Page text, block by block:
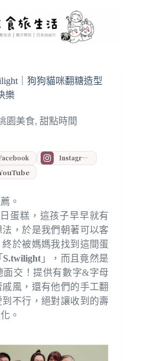
｜狗狗貓咪翻糖造型
樂
園美食, 甜點時間
Instagram
。
蛋糕，這孩子早早就有
，於是我們朝著可以客
於被媽媽我找到這間蛋
S.twilight 」，而且竟然是
面交！提供有數字&字母
風，還有他們的手工翻
不行，絕對讓收到的壽
。